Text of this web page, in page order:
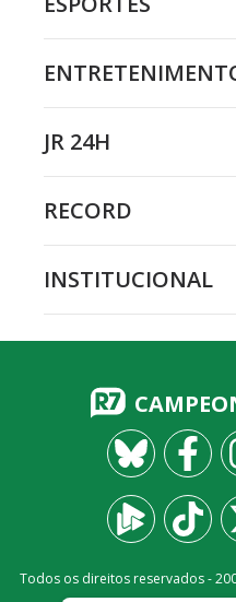
JR 24H
RECORD
INSTITUCIONAL
Todos os direitos reservados -